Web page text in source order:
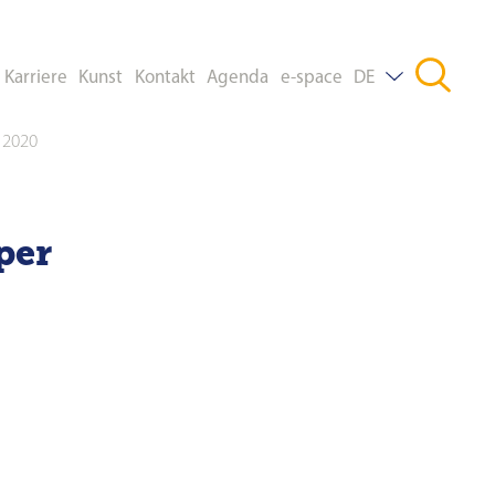
Karriere Kunst Kontakt Agenda e-space DE